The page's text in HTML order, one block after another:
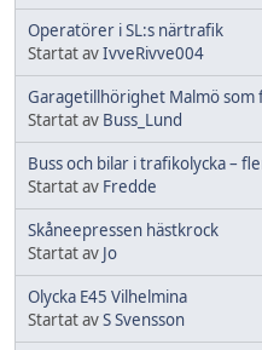
Operatörer i SL:s närtrafik
Startat avIvveRivve004
Garagetillhörighet Malmö som
Startat av Buss_Lund
Buss och bilar i trafikolycka –
Startat av Fredde
Skåneepressen hästkrock
Startat av Jo
Olycka E45 Vilhelmina
Startat avS Svensson